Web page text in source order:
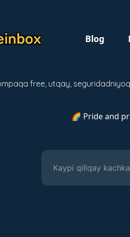
Blog
free, utqay,
🌈 Pride and